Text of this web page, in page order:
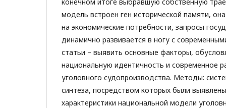
модель встроен ген исторической памяти,
на экономические потребности, запросы
динамично развивается в ногу с
статьи – выявить основные факторы,
национальную идентичность и современное
уголовного судопроизводства. Методы:
синтеза, посредством которых были
характеристики национальной модели